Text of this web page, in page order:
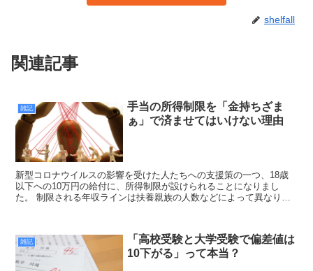
shelfall
関連記事
雑記
手当の所得制限を「金持ちざま
ぁ」で済ませてはいけない理由
新型コロナウイルスの影響を受けた人たちへの支援策の一つ、18歳
以下への10万円の給付に、所得制限が設けられることになりまし
た。 制限される年収ラインは扶養親族の人数などによって異なりま
雑記
「高校受験と大学受験で偏差値は
10下がる」って本当？